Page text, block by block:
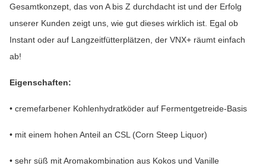
Gesamtkonzept, das von A bis Z durchdacht ist und der Erfolg
unserer Kunden zeigt uns, wie gut dieses wirklich ist. Egal ob
Instant oder auf Langzeitfütterplätzen, der VNX+ räumt einfach
ab!
Eigenschaften:
• cremefarbener Kohlenhydratköder auf Fermentgetreide-Basis
• mit einem hohen Anteil an CSL (Corn Steep Liquor)
• sehr süß mit Aromakombination aus Kokos und Vanille